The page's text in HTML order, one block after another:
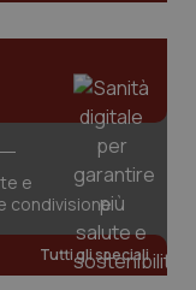
e
condivisione
Tutti gli speciali